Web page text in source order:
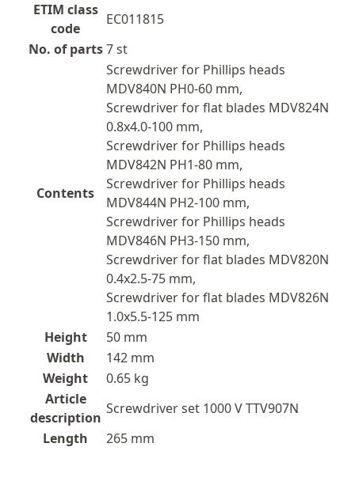
ETIM class
code
EC011815
No. of parts 7 st
Contents
Screwdriver for Phillips heads
MDV840N PH0-60 mm,
Screwdriver for flat blades MDV824N
0.8x4.0-100 mm,
Screwdriver for Phillips heads
MDV842N PH1-80 mm,
Screwdriver for Phillips heads
MDV844N PH2-100 mm,
Screwdriver for Phillips heads
MDV846N PH3-150 mm,
Screwdriver for flat blades MDV820N
0.4x2.5-75 mm,
Screwdriver for flat blades MDV826N
1.0x5.5-125 mm
Height
50 mm
Width
142 mm
Weight
0.65 kg
Article
description
Screwdriver set 1000 V TTV907N
Length
265 mm